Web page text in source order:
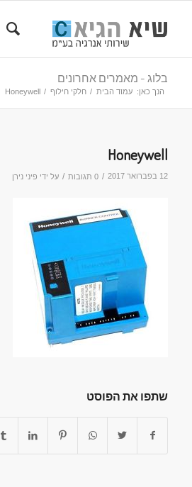
בלוג - מאמרים אחרונים
הנך כאן: עמוד הבית / חלקי חילוף /
Honeywell
Honeywell
12 בפברואר 2017 / 0 תגובות / על ידי פיני נירן
שתפו את הפוסט